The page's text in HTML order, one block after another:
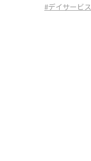
#デイサービス